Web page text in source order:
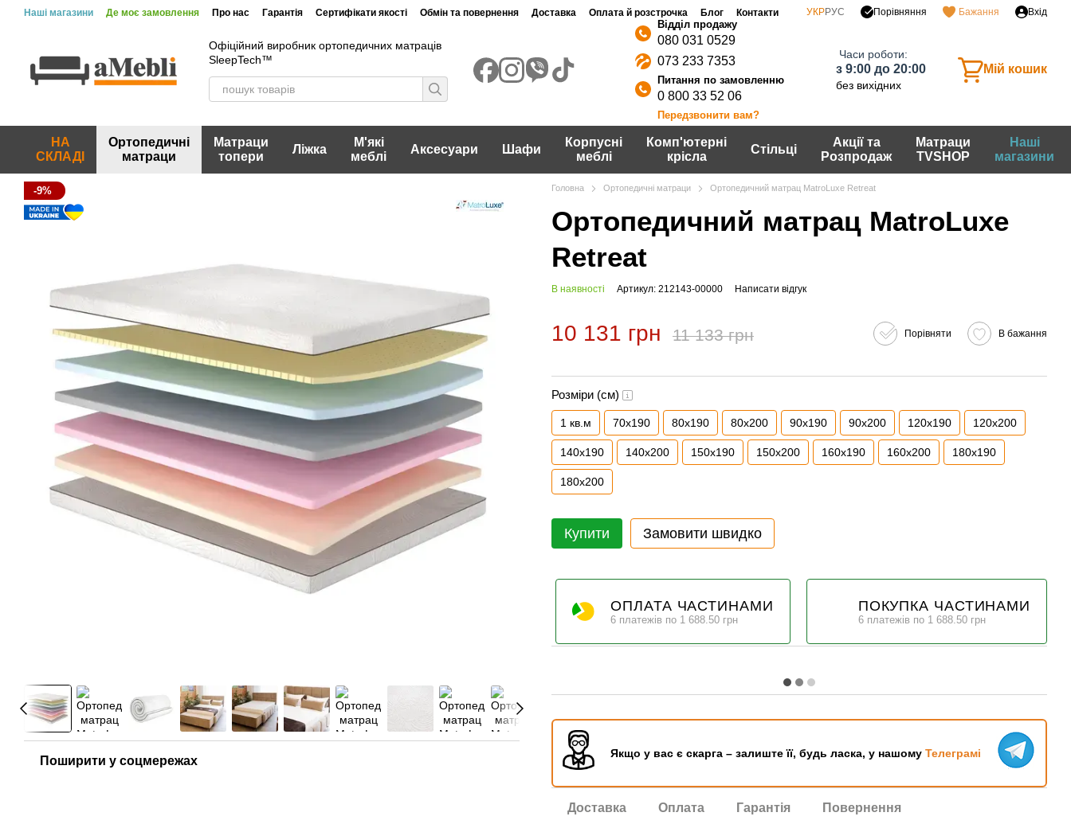
Перейти до основного контенту
Наші магазини Де моє замовлення Про нас Гарантія Сертифікати якості Обмін та повернення Доставка Оплата й розстрочка Блог
Контакти
УКРРУС Порівняння Бажання Вхід
Офіційний виробник ортопедичних матраців
SleepTech™
080 031 0529
073 233 7353
0 800 33 52 06
Передзвонити вам?
Часи роботи:
з 9:00 до 20:00
без вихідних
Мій кошик
НА
СКЛАДІ
Ортопедичні
матраци
Матраци
топери
Ліжка
М'які
меблі
Аксесуари Шафи
Корпусні
меблі
Комп'ютерні
крісла
Стільці
Акції та
Розпродаж
Матраци
TVSHOP
Наші
магазини
-9%
Поширити у соцмережах
Головна Ортопедичні матраци Ортопедичний матрац MatroLuxe Retreat
Ортопедичний матрац MatroLuxe
Retreat
В наявності Артикул: 212143-00000 Написати відгук
10 131 грн 11 133 грн Порівняти В бажання
Розміри (см)
1 кв.м 70x190 80x190 80x200 90x190 90x200 120x190 120x200
140x190 140x200 150x190 150x200 160x190 160x200 180x190
180x200
Купити Замовити швидко
ОПЛАТА ЧАСТИНАМИ
6 платежів по 1 688.50 грн
ПОКУПКА ЧАСТИНАМИ
6 платежів по 1 688.50 грн
Якщо у вас є скарга – залиште її, будь ласка, у нашому Телеграмі
Доставка Оплата Гарантія Повернення